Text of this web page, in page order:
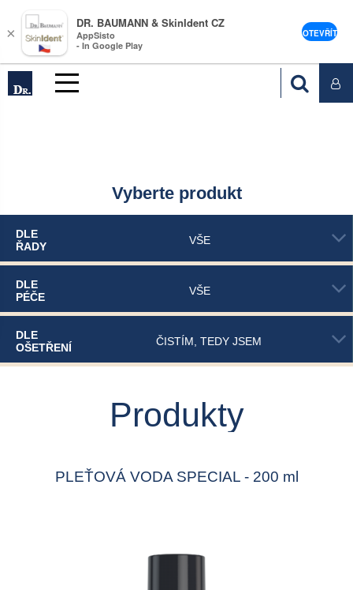
Vyberte produkt
DLE
ŘADY
VŠE
DLE
PÉČE
VŠE
DLE
OŠETŘENÍ
ČISTÍM, TEDY JSEM
Produkty
PLEŤOVÁ VODA SPECIAL - 200 ml
×
DR. BAUMANN & SkinIdent CZ
AppSisto
- In Google Play
OTEVŘÍT